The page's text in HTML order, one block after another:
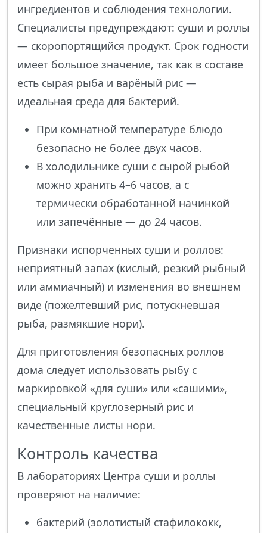
ингредиентов и соблюдения технологии.
Специалисты предупреждают: суши и роллы
— скоропортящийся продукт. Срок годности
имеет большое значение, так как в составе
есть сырая рыба и варёный рис —
идеальная среда для бактерий.
При комнатной температуре блюдо
безопасно не более двух часов.
В холодильнике суши с сырой рыбой
можно хранить 4–6 часов, а с
термически обработанной начинкой
или запечённые — до 24 часов.
Признаки испорченных суши и роллов:
неприятный запах (кислый, резкий рыбный
или аммиачный) и изменения во внешнем
виде (пожелтевший рис, потускневшая
рыба, размякшие нори).
Для приготовления безопасных роллов
дома следует использовать рыбу с
маркировкой «для суши» или «сашими»,
специальный круглозерный рис и
качественные листы нори.
Контроль качества
В лабораториях Центра суши и роллы
проверяют на наличие:
бактерий (золотистый стафилококк,